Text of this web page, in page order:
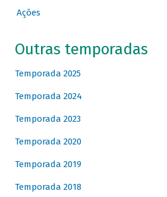
Ações
Outras temporadas
Temporada 2025
Temporada 2024
Temporada 2023
Temporada 2020
Temporada 2019
Temporada 2018